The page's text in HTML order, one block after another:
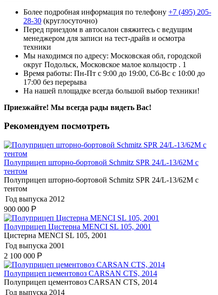
Более подробная информация по телефону +7 (495) 205-
28-30 (круглосуточно)
Перед приездом в автосалон свяжитесь с ведущим
менеджером для записи на тест-драйв и осмотра
техники
Мы находимся по адресу: Московская обл, городской
округ Подольск, Московское малое кольцостр . 1
Время работы: Пн-Пт с 9:00 до 19:00, Сб-Вс с 10:00 до
17:00 без перерыва
На нашей площадке всегда большой выбор техники!
Приезжайте! Мы всегда рады видеть Вас!
Рекомендуем посмотреть
Полуприцеп шторно-бортовой Schmitz SPR 24/L-13/62M с
тентом
Полуприцеп шторно-бортовой Schmitz SPR 24/L-13/62M с
тентом
Год выпуска 2012
900 000 Р
Полуприцеп Цистерна MENCI SL 105, 2001
Цистерна MENCI SL 105, 2001
Год выпуска 2001
2 100 000 Р
Полуприцеп цементовоз СARSАN CТS, 2014
Полуприцеп цементовоз СARSАN CТS, 2014
Год выпуска 2014